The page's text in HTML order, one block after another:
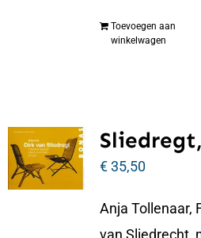
Toevoegen aan
winkelwagen
€35,50
Anja Tollenaar,
van Sliedrecht,